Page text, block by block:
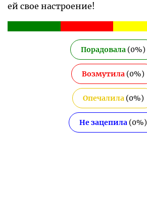
ей свое настроение!
Порадовала (0%)
Возмутила (0%)
Опечалила(0%)
Не зацепила (0%)